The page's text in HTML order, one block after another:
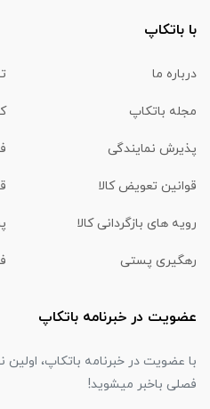
با باتکاپ
درباره ما
مجله باتکاپ
پذیرش نمایندگی
قوانین تعویض کالا
رویه های بازگردانی کالا
رهگیری پستی
عضویت در خبرنامه باتکاپ
با عضویت در خبرنامه باتکاپ،
فصلی باخبر میشوید!